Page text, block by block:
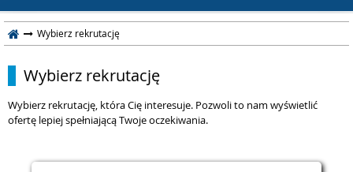
Wybierz rekrutację
Wybierz rekrutację
Wybierz rekrutację, która Cię interesuje. Pozwoli to nam wyświetlić
ofertę lepiej spełniającą Twoje oczekiwania.